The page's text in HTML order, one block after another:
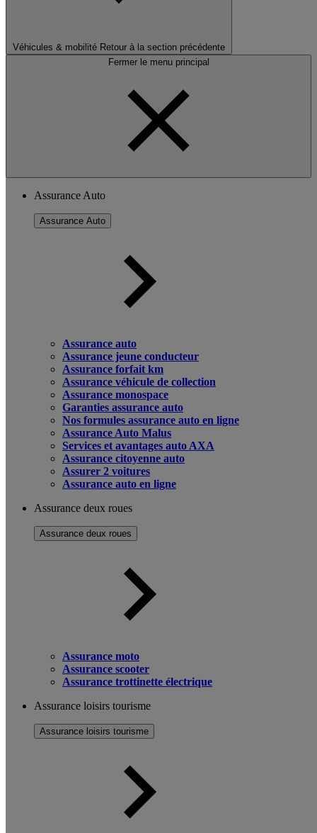
Véhicules & mobilité Retour à la section précédente
Fermer le menu principal
Assurance Auto
Assurance Auto
Assurance auto
Assurance jeune conducteur
Assurance forfait km
Assurance véhicule de collection
Assurance monospace
Garanties assurance auto
Nos formules assurance auto en ligne
Assurance Auto Malus
Services et avantages auto AXA
Assurance citoyenne auto
Assurer 2 voitures
Assurance auto en ligne
Assurance deux roues
Assurance deux roues
Assurance moto
Assurance scooter
Assurance trottinette électrique
Assurance loisirs tourisme
Assurance loisirs tourisme